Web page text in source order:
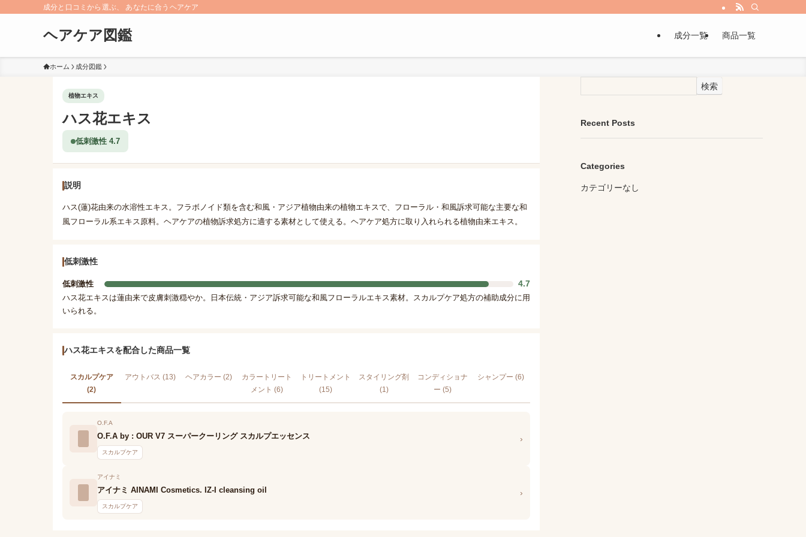
成分と口コミから選ぶ、 あなたに合うヘアケア
ヘアケア図鑑 成分一覧 商品一覧
ホーム 成分図鑑
植物エキス
ハス花エキス
低刺激性 4.7
説明
ハス(蓮)花由来の水溶性エキス。フラボノイド類を含む和風・アジア植物由来の植物エキスで、フローラル・和風訴求可能な主要な和
風フローラル系エキス原料。ヘアケアの植物訴求処方に適する素材として使える。ヘアケア処方に取り入れられる植物由来エキス。
低刺激性
低刺激性 4.7
ハス花エキスは蓮由来で皮膚刺激穏やか。日本伝統・アジア訴求可能な和風フローラルエキス素材。スカルプケア処方の補助成分に用
いられる。
ハス花エキスを配合した商品一覧
スカルプケア
(2)
アウトバス (13) ヘアカラー (2)
カラートリート
メント (6)
トリートメント
(15)
スタイリング剤
(1)
コンディショナ
ー (5)
シャンプー (6)
O.F.A
O.F.A by : OUR V7 スーパークーリング スカルプエッセンス
スカルプケア
›
アイナミ
アイナミ AINAMI Cosmetics. IZ-I cleansing oil
スカルプケア
›
検索
Recent Posts
Categories
カテゴリーなし